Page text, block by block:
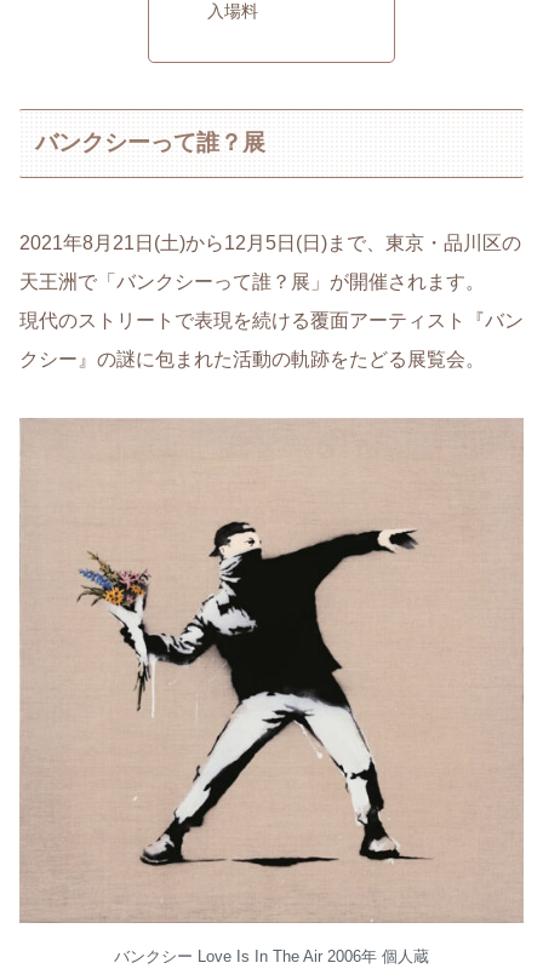
入場料
バンクシーって誰？展
2021年8月21日(土)から12月5日(日)まで、東京・品川区の
天王洲で「バンクシーって誰？展」が開催されます。
現代のストリートで表現を続ける覆面アーティスト『バン
クシー』の謎に包まれた活動の軌跡をたどる展覧会。
バンクシー Love Is In The Air 2006年 個人蔵